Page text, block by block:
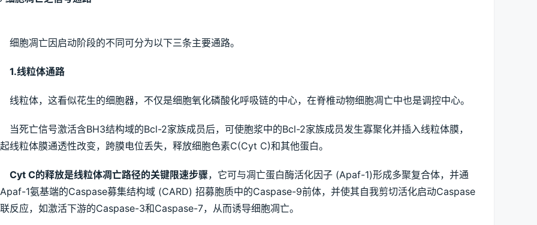
细胞凋亡因启动阶段的不同可分为以下三条主要通路。
1.线粒体通路
线粒体，这看似花生的细胞器，不仅是细胞氧化磷酸化呼吸链的中心，在脊椎动物细胞凋亡中也是调控中心。
当死亡信号激活含BH3结构域的Bcl-2家族成员后，可使胞浆中的Bcl-2家族成员发生寡聚化并插入线粒体膜，
线粒体膜通透性改变，跨膜电位丢失，释放细胞色素C(Cyt C)和其他蛋白。
Cyt C的释放是线粒体凋亡路径的关键限速步骤，它可与凋亡蛋白酶活化因子 (Apaf-1)形成多聚复合体，并通
1氨基端的Caspase募集结构域 (CARD) 招募胞质中的Caspase-9前体，并使其自我剪切活化启动Caspase
反应，如激活下游的Caspase-3和Caspase-7，从而诱导细胞凋亡。